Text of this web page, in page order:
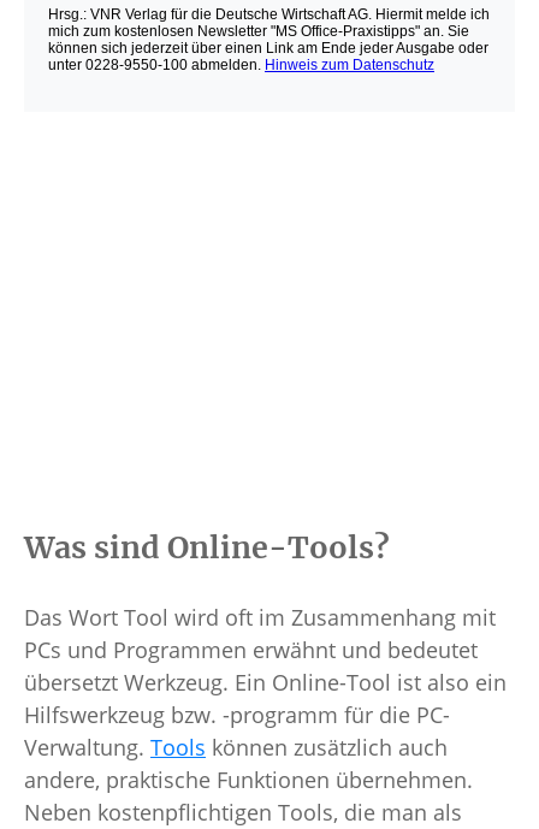
Was sind Online-Tools?
Das Wort Tool wird oft im Zusammenhang mit
PCs und Programmen erwähnt und bedeutet
übersetzt Werkzeug. Ein Online-Tool ist also ein
Hilfswerkzeug bzw. -programm für die PC-
Verwaltung. Tools können zusätzlich auch
andere, praktische Funktionen übernehmen.
Neben kostenpflichtigen Tools, die man als